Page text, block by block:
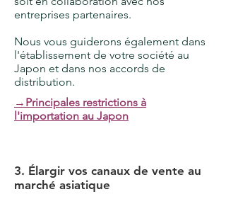
entreprises partenaires.
Nous vous guiderons également dans
l'établissement de votre société au
Japon et dans nos accords de
distribution.
→Principales restrictions à
l'importation au Japon
3. Élargir vos canaux de vente au
marché asiatique